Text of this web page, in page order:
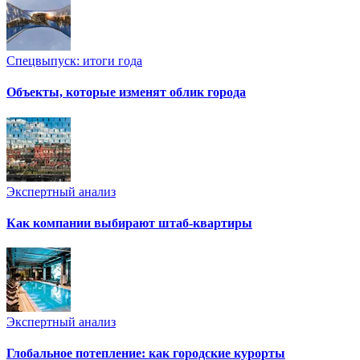
Спецвыпуск: итоги года
Объекты, которые изменят облик города
Экспертный анализ
Как компании выбирают штаб-квартиры
Экспертный анализ
Глобальное потепление: как городские курорты